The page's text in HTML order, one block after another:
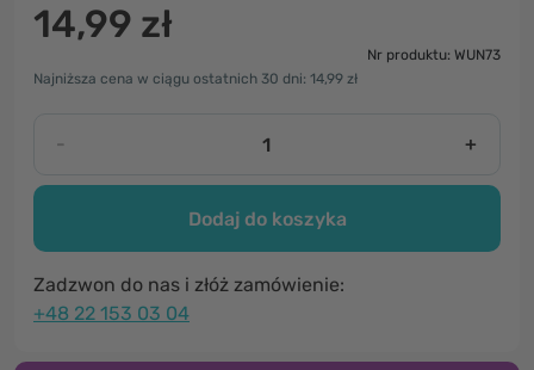
14,99 zł
Nr produktu: WUN73
Najniższa cena w ciągu ostatnich 30 dni: 14,99 zł
- +
Dodaj do koszyka
Zadzwon do nas i złóż zamówienie:
+48 22 153 03 04